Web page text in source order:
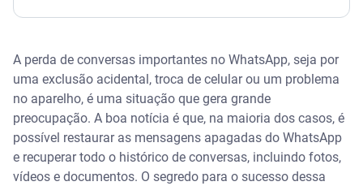
PROTEGER
O pré-requisito fundamental: o backup na nuvem
Como configurar o backup automático no
WhatsApp
A perda de conversas importantes no WhatsApp, seja por
uma exclusão acidental, troca de celular ou um problema
no aparelho, é uma situação que gera grande
preocupação. A boa notícia é que, na maioria dos casos, é
possível restaurar as mensagens apagadas do WhatsApp
e recuperar todo o histórico de conversas, incluindo fotos,
vídeos e documentos. O segredo para o sucesso dessa